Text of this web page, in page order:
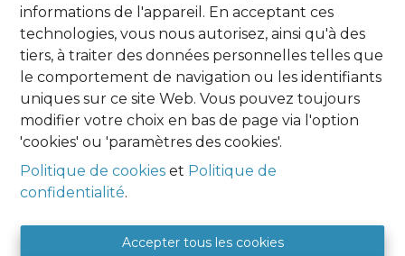
informations de l'appareil. En acceptant ces
technologies, vous nous autorisez, ainsi qu'à des
tiers, à traiter des données personnelles telles que
le comportement de navigation ou les identifiants
uniques sur ce site Web. Vous pouvez toujours
modifier votre choix en bas de page via l'option
'cookies' ou 'paramètres des cookies'.
Politique de cookies et Politique de
confidentialité.
Accepter tous les cookies
170 m²
WAVRE
4 sapins - Magnifique maison 3ch dans rue sans issue
€ 545.000
Agence Namur